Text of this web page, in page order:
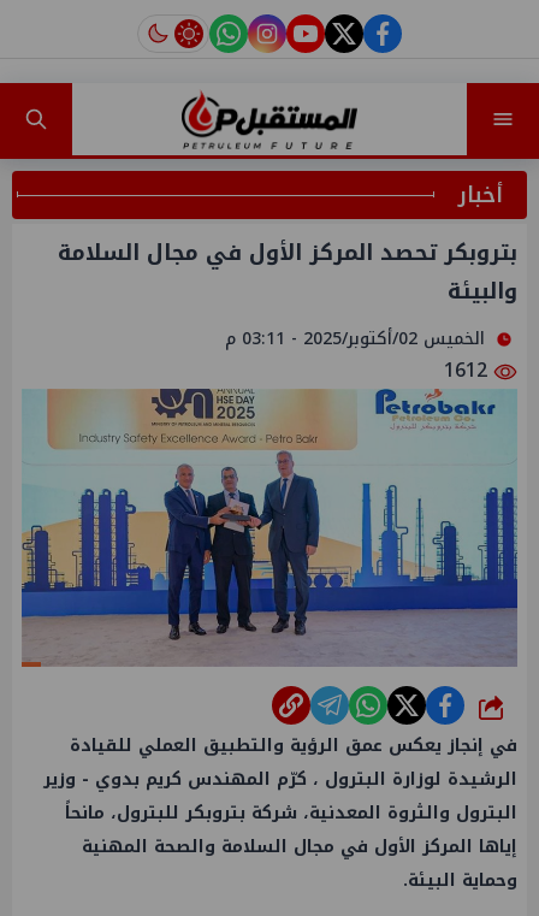
facebook
twitter
youtube
instagram
tiktok
أخبار
بتروبكر تحصد المركز الأول في مجال السلامة
والبيئة
الخميس 02/أكتوبر/2025 - 03:11 م
شارك
في إنجاز يعكس عمق الرؤية والتطبيق العملي للقيادة
الرشيدة لوزارة البترول ، كرّم المهندس كريم بدوي - وزير
البترول والثروة المعدنية، شركة بتروبكر للبترول، مانحاً
إياها المركز الأول في مجال السلامة والصحة المهنية
وحماية البيئة.